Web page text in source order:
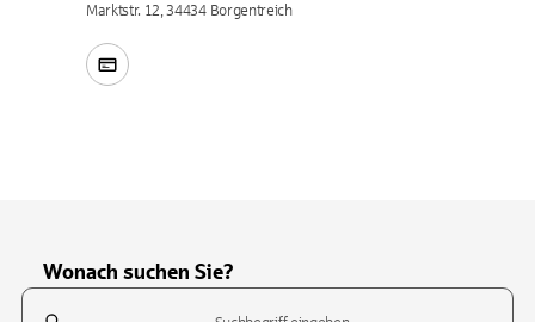
Marktstr. 12, 34434 Borgentreich
Wonach suchen Sie?
Suchfeld